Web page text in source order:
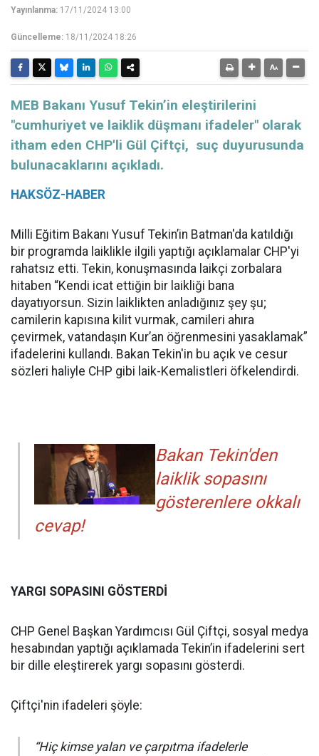
Yayınlanma: 17/11/2024 13:00
Güncelleme: 18/11/2024 18:26
MEB Bakanı Yusuf Tekin’in eleştirilerini
"cumhuriyet ve laiklik düşmanı ifadeler" olarak
itham eden CHP'li Gül Çiftçi, suç duyurusunda
bulunacaklarını açıkladı.
HAKSÖZ-HABER
Milli Eğitim Bakanı Yusuf Tekin’in Batman'da katıldığı
bir programda laiklikle ilgili yaptığı açıklamalar CHP'yi
rahatsız etti. Tekin, konuşmasında laikçi zorbalara
hitaben “Kendi icat ettiğin bir laikliği bana
dayatıyorsun. Sizin laiklikten anladığınız şey şu;
camilerin kapısına kilit vurmak, camileri ahıra
çevirmek, vatandaşın Kur’an öğrenmesini yasaklamak”
ifadelerini kullandı. Bakan Tekin'in bu açık ve cesur
sözleri haliyle CHP gibi laik-Kemalistleri öfkelendirdi.
Bakan Tekin'den
laiklik sopasını
gösterenlere okkalı
cevap!
YARGI SOPASINI GÖSTERDİ
CHP Genel Başkan Yardımcısı Gül Çiftçi, sosyal medya
hesabından yaptığı açıklamada Tekin’in ifadelerini sert
bir dille eleştirerek yargı sopasını gösterdi.
Çiftçi'nin ifadeleri şöyle:
“Hiç kimse yalan ve çarpıtma ifadelerle